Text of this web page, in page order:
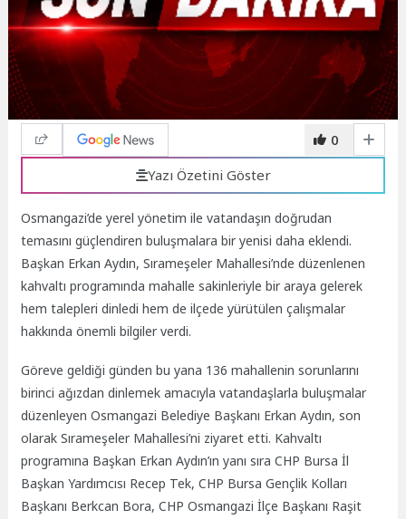
0
Yazı Özetini Göster
Osmangazi’de yerel yönetim ile vatandaşın doğrudan
temasını güçlendiren buluşmalara bir yenisi daha eklendi.
Başkan Erkan Aydın, Sırameşeler Mahallesi’nde düzenlenen
kahvaltı programında mahalle sakinleriyle bir araya gelerek
hem talepleri dinledi hem de ilçede yürütülen çalışmalar
hakkında önemli bilgiler verdi.
Göreve geldiği günden bu yana 136 mahallenin sorunlarını
birinci ağızdan dinlemek amacıyla vatandaşlarla buluşmalar
düzenleyen Osmangazi Belediye Başkanı Erkan Aydın, son
olarak Sırameşeler Mahallesi’ni ziyaret etti. Kahvaltı
programına Başkan Erkan Aydın’ın yanı sıra CHP Bursa İl
Başkan Yardımcısı Recep Tek, CHP Bursa Gençlik Kolları
Başkanı Berkcan Bora, CHP Osmangazi İlçe Başkanı Raşit